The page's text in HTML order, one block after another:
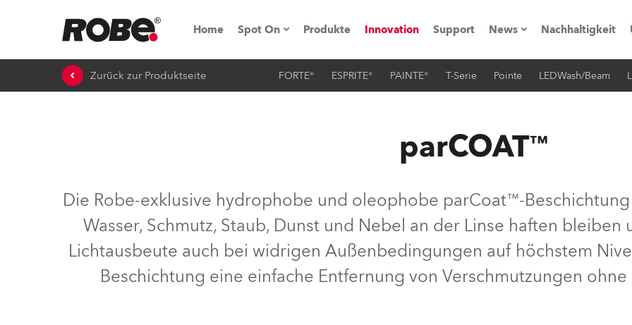
Home Spot On
Messen & Events
iSeries
Tipps, Tricks und Tutorials
RoboSpot Tutorials
Produkte Innovation Support News
Pressemitteilungen
Nachhaltigkeit
Zurück zur Produktseite FORTE® ESPRITE® PAINTE® T-Serie Pointe LEDWash/Beam
parCOAT™
Die Robe-exklusive hydrophobe und oleophobe parCoat™-
Wasser, Schmutz, Staub, Dunst und Nebel an der Linse haften
Lichtausbeute auch bei widrigen Außenbedingungen auf höchstem
Beschichtung eine einfache Entfernung von Verschmutzungen